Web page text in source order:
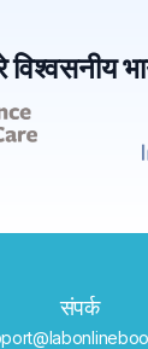
विश्वसनीय
संपर्क